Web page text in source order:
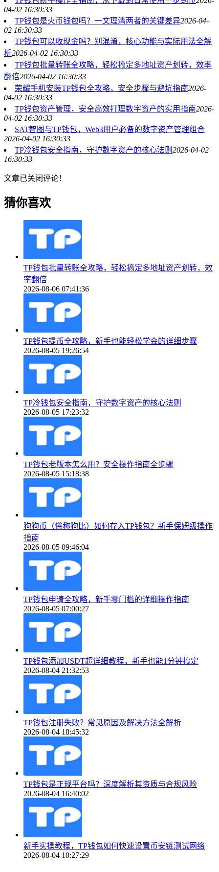
04-02 16:30:33
TP钱包是火币钱包吗？一文理清两者的关键差异2026-04-
02 16:30:33
TP钱包可以收现金吗？别混淆，核心功能与实际用法全解
析2026-04-02 16:30:33
TP钱包批量转账全攻略，轻松搞定多地址资产划转，效率
翻倍2026-04-02 16:30:33
荣耀手机安装TP钱包全攻略，安全步骤与避坑指南2026-
04-02 16:30:33
TP钱包资产管理，安全高效打理数字资产的实用指南2026-
04-02 16:30:33
SAT智图与TP钱包，Web3用户必备的数字资产管理组合
2026-04-02 16:30:33
TP冷钱包安全指南，守护数字资产的核心法则 2026-04-02
16:30:33
文章已关闭评论！
猜你喜欢
TP钱包批量转账全攻略，轻松搞定多地址资产划转，效
率翻倍
2026-08-06 07:41:36
TP钱包提币全攻略，新手也能轻松学会的详细步骤
2026-08-05 19:26:54
TP冷钱包安全指南，守护数字资产的核心法则
2026-08-05 17:23:32
TP钱包老版本怎么用？安全操作指南全步骤
2026-08-05 15:18:38
狗狗币（俗称狗比）如何存入TP钱包？新手保姆级操作
指南
2026-08-05 09:46:04
TP钱包申请全攻略，新手零门槛的详细操作指南
2026-08-05 07:00:27
TP钱包添加USDT超详细教程，新手也能1分钟搞定
2026-08-04 21:32:53
TP钱包注册失败？常见原因及解决方法全解析
2026-08-04 18:45:32
TP钱包是正规平台吗？深度解析其资质与合规风险
2026-08-04 16:40:02
新手实操教程，TP钱包如何快速设置币安链测试网络
2026-08-04 10:27:29